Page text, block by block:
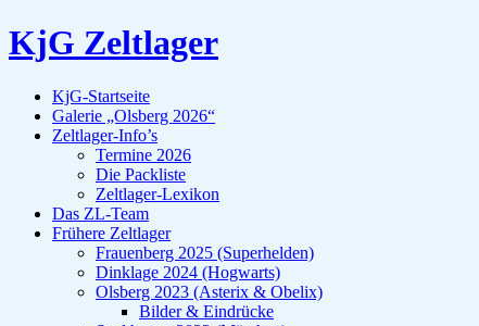
KjG Zeltlager
KjG-Startseite
Galerie „Olsberg 2026“
Zeltlager-Info’s
Termine 2026
Die Packliste
Zeltlager-Lexikon
Das ZL-Team
Frühere Zeltlager
Frauenberg 2025 (Superhelden)
Dinklage 2024 (Hogwarts)
Olsberg 2023 (Asterix & Obelix)
Bilder & Eindrücke